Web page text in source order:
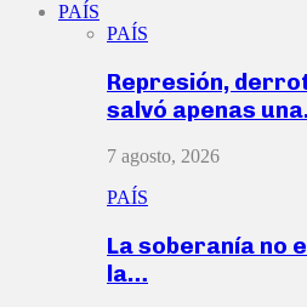
PAÍS
PAÍS
Represión,
salvó apenas
7 agosto, 2026
PAÍS
La soberanía no
la…